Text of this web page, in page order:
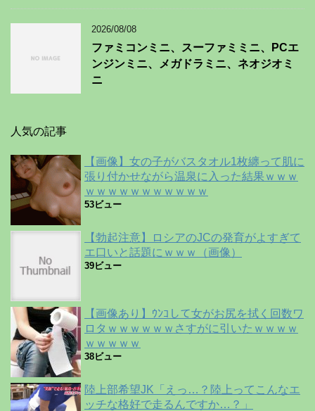
2026/08/08
ファミコンミニ、スーファミミニ、PCエ
ンジンミニ、メガドラミニ、ネオジオミ
ニ
人気の記事
【画像】女の子がバスタオル1枚纏って肌に
張り付かせながら温泉に入った結果ｗｗｗ
ｗｗｗｗｗｗｗｗｗｗｗ
53ビュー
【勃起注意】ロシアのJCの発育がよすぎて
エ口いと話題にｗｗｗ（画像）
39ビュー
【画像あり】ｳﾝｺして女がお尻を拭く回数ワ
ロタｗｗｗｗｗｗさすがに引いたｗｗｗｗ
ｗｗｗｗｗ
38ビュー
陸上部希望JK「えっ…？陸上ってこんなエ
ッチな格好で走るんですか…？」